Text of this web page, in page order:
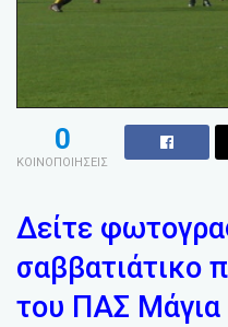
0
ΚΟΙΝΟΠΟΙΗΣΕΙΣ
Δείτε
σαββατιάτικο
του ΠΑΣ Μάγια